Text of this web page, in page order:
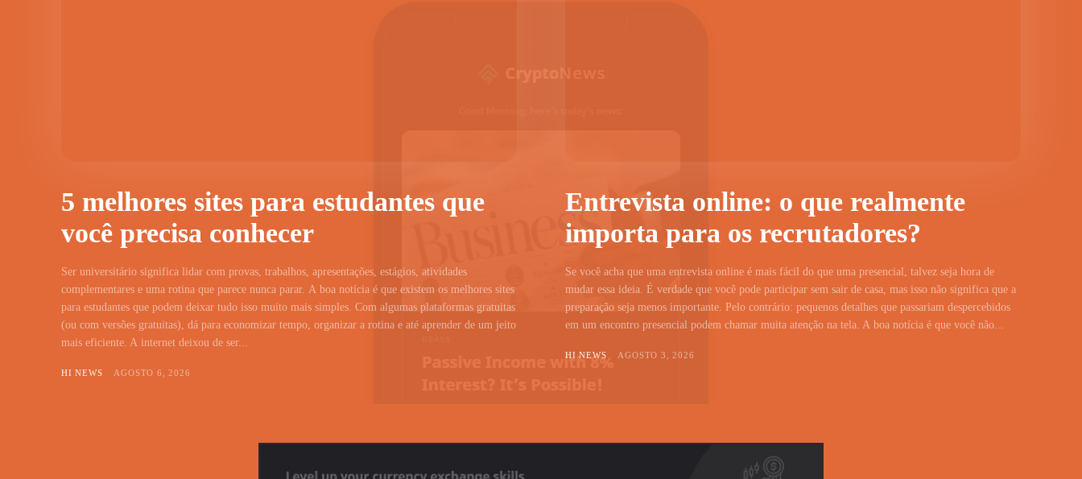
5 melhores sites para estudantes que
você precisa conhecer
Ser universitário significa lidar com provas, trabalhos, apresentações, estágios, atividades
complementares e uma rotina que parece nunca parar. A boa notícia é que existem os melhores sites
para estudantes que podem deixar tudo isso muito mais simples. Com algumas plataformas gratuitas
(ou com versões gratuitas), dá para economizar tempo, organizar a rotina e até aprender de um jeito
mais eficiente. A internet deixou de ser...
HI NEWS AGOSTO 6, 2026
Entrevista online: o que realmente
importa para os recrutadores?
Se você acha que uma entrevista online é mais fácil do que uma presencial, talvez seja hora de
mudar essa ideia. É verdade que você pode participar sem sair de casa, mas isso não significa que a
preparação seja menos importante. Pelo contrário: pequenos detalhes que passariam despercebidos
em um encontro presencial podem chamar muita atenção na tela. A boa notícia é que você não...
HI NEWS AGOSTO 3, 2026